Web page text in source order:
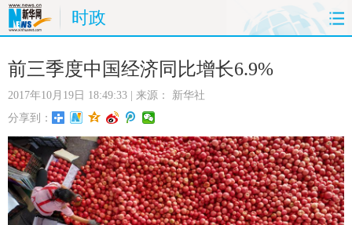
时政
首页 时政 国际
娱乐 体育
时尚 思客 地方 法治
港澳 台湾 华人 汽车
科技 能源 房产 公司
前三季度中国经济同比增长6.9%
2017年10月19日 18:49:33 | 来源： 新华社
分享到：